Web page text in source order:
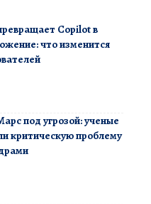
Copilot в
что изменится
под угрозой: ученые
критическую проблему